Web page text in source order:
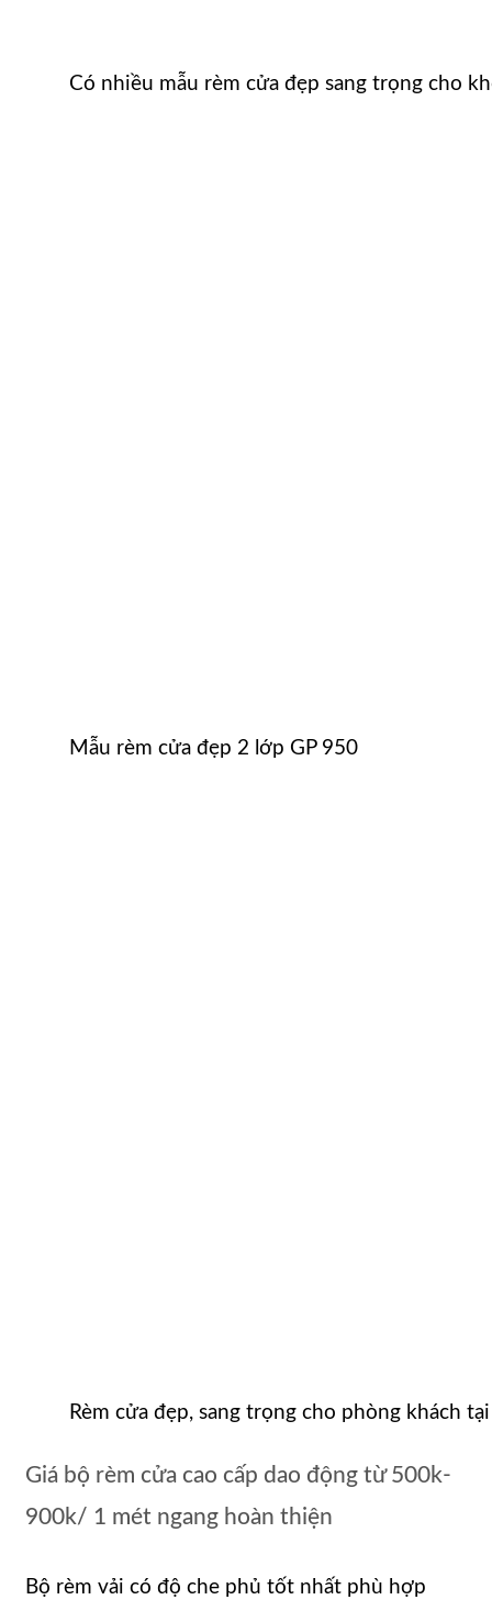
Có nhiều mẫu rèm cửa đẹp sang trọng cho
Mẫu rèm cửa đẹp 2 lớp GP 950
Rèm cửa đẹp, sang trọng cho phòng khách
Giá bộ rèm cửa cao cấp dao động từ 500k-
900k/ 1 mét ngang hoàn thiện
Bộ rèm vải có độ che phủ tốt nhất phù hợp